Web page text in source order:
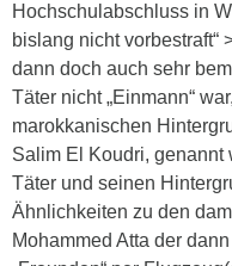
Hochschulabschluss in
bislang nicht vorbestraft“
dann doch auch sehr
Täter nicht „Einmann“
marokkanischen
Salim El Koudri, genannt
Täter und seinen
Ähnlichkeiten zu den
Mohammed Atta der